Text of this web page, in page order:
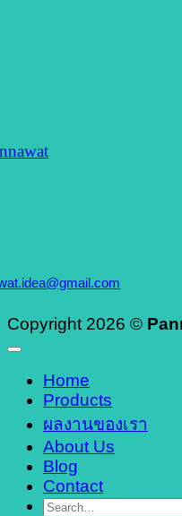
Copyright 2026 ©
Home
Products
ผลงานของเรา
About Us
Blog
Contact
Search